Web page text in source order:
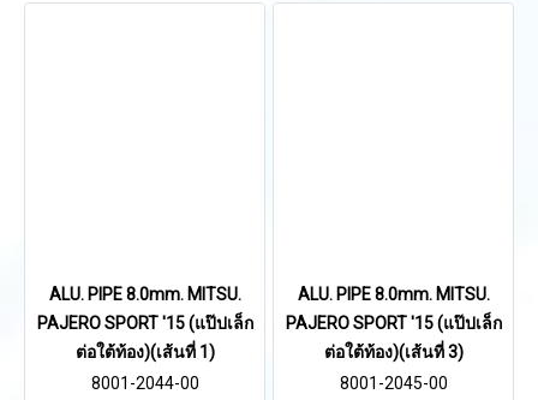
ALU. PIPE 8.0mm. MITSU.
PAJERO SPORT '15 (แป๊ปเล็ก
ต่อใต้ท้อง)(เส้นที่ 1)
8001-2044-00
ALU. PIPE 8.0mm. MITSU.
PAJERO SPORT '15 (แป๊ปเล็ก
ต่อใต้ท้อง)(เส้นที่ 3)
8001-2045-00